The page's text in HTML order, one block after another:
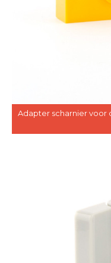
Adapter scharnier voor